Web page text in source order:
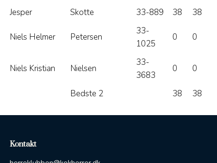
Jesper
Skotte 33-889 38 38
Niels Helmer Petersen
33-
1025
0 0
Niels Kristian Nielsen
33-
3683
0 0
Bedste 2 38 38
Kontakt